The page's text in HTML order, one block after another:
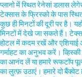
प्लानो में स्थित रेनेसां डलास
टेक्सास के फ्रिस्को के पास
कुछ ही मिनटों की दूरी पर है।
मिनटों में देखे जा सकते हैं।
होटल में कदम रखें और
गर्माहट का अनुभव करें।
का आनंद लें या हमारे रूफटॉप
का लुत्फ़ उठाएं। हमारे दो